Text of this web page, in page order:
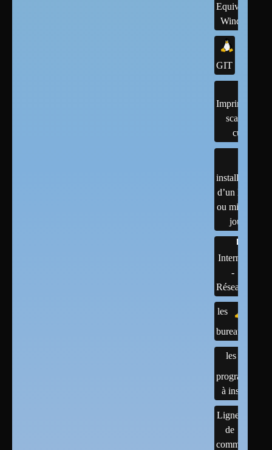
Equivalents
Windows
GIT
Imprimantes,
scanner,
cups
installation
d’un linux
ou mises à
jour
Internet
-
Réseaux
les
bureaux
les
programmes
à installer
Lignes
de
commandes